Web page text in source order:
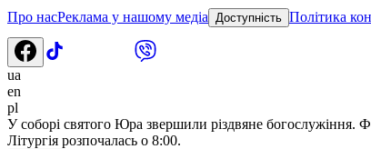
Про насРеклама у нашому медіа Доступність Політика
ua
en
pl
У соборі святого Юра звершили різдвяне богослужіння.
Літургія розпочалась о 8:00.